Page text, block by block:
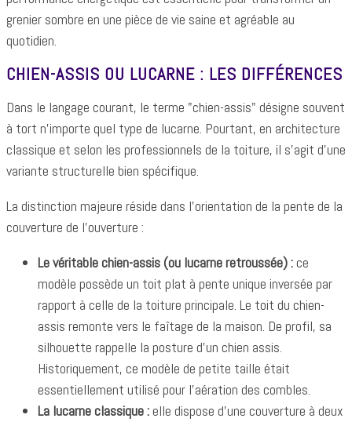
grenier sombre en une pièce de vie saine et agréable au
quotidien.
CHIEN-ASSIS OU LUCARNE : LES DIFFÉRENCES
Dans le langage courant, le terme "chien-assis" désigne souvent
à tort n'importe quel type de lucarne. Pourtant, en architecture
classique et selon les professionnels de la toiture, il s'agit d'une
variante structurelle bien spécifique.
La distinction majeure réside dans l'orientation de la pente de la
couverture de l'ouverture :
Le véritable chien-assis (ou lucarne retroussée) :ce
modèle possède un toit plat à pente unique inversée par
rapport à celle de la toiture principale. Le toit du chien-
assis remonte vers le faîtage de la maison. De profil, sa
silhouette rappelle la posture d'un chien assis.
Historiquement, ce modèle de petite taille était
essentiellement utilisé pour l'aération des combles.
La lucarne classique :elle dispose d'une couverture à deux